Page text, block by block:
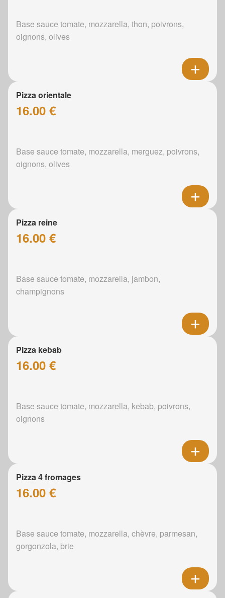
Base sauce tomate, mozzarella, thon, poivrons,
oignons, olives
Pizza orientale
16.00 €
Base sauce tomate, mozzarella, merguez, poivrons,
oignons, olives
Pizza reine
16.00 €
Base sauce tomate, mozzarella, jambon,
champignons
Pizza kebab
16.00 €
Base sauce tomate, mozzarella, kebab, poivrons,
oignons
Pizza 4 fromages
16.00 €
Base sauce tomate, mozzarella, chèvre, parmesan,
gorgonzola, brie